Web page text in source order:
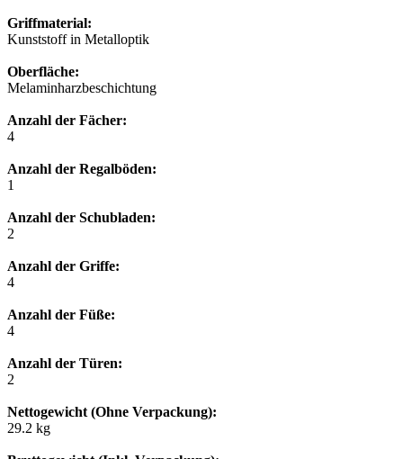
Griffmaterial:
Kunststoff in Metalloptik
Oberfläche:
Melaminharzbeschichtung
Anzahl der Fächer:
4
Anzahl der Regalböden:
1
Anzahl der Schubladen:
2
Anzahl der Griffe:
4
Anzahl der Füße:
4
Anzahl der Türen:
2
Nettogewicht (Ohne Verpackung):
29.2 kg